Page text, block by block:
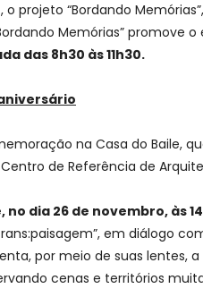
, o projeto “Bordando
Memórias” promove
das 8h30 às 11h30.
na Casa do Baile,
de Referência de
no dia 26 de novembro,
em diálogo
por meio de suas lentes,
cenas e territórios